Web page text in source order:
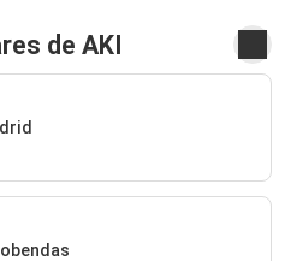
de AKI